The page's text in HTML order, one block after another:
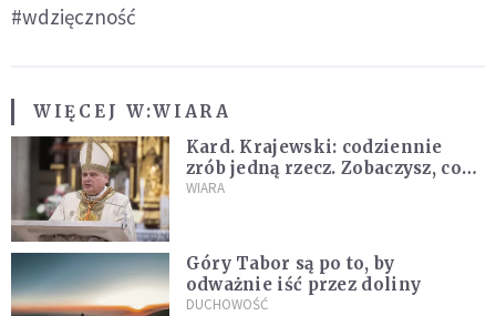
#wdzięczność
WIĘCEJ W:WIARA
Kard. Krajewski: codziennie
zrób jedną rzecz. Zobaczysz, co
stanie się z twoim życiem
WIARA
Góry Tabor są po to, by
odważnie iść przez doliny
DUCHOWOŚĆ